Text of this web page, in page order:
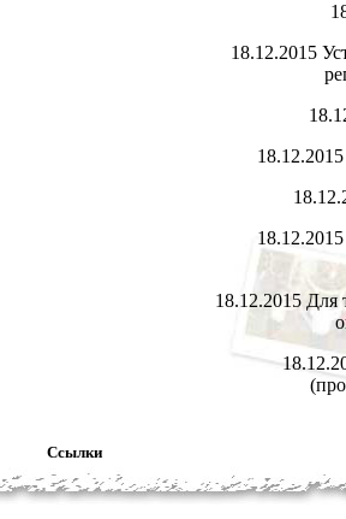
18.12.2015
18.12.2015 Для
Ссылки